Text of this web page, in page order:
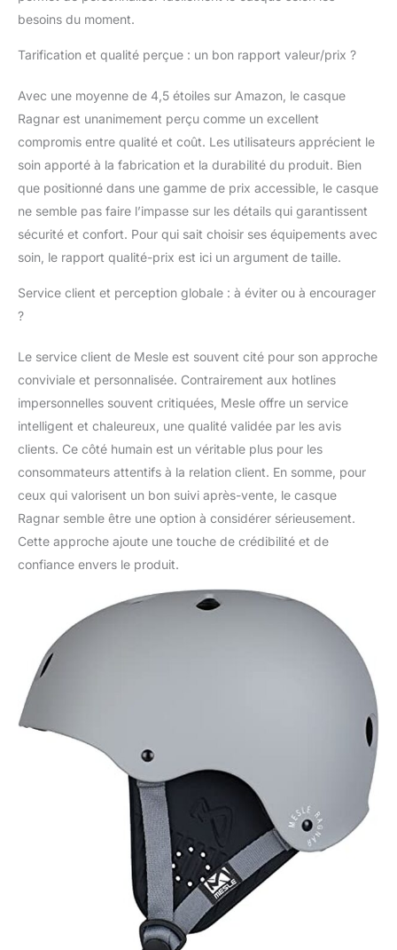
besoins du moment.
Tarification et qualité perçue : un bon rapport valeur/prix ?
Avec une moyenne de 4,5 étoiles sur Amazon, le casque
Ragnar est unanimement perçu comme un excellent
compromis entre qualité et coût. Les utilisateurs apprécient le
soin apporté à la fabrication et la durabilité du produit. Bien
que positionné dans une gamme de prix accessible, le casque
ne semble pas faire l’impasse sur les détails qui garantissent
sécurité et confort. Pour qui sait choisir ses équipements avec
soin, le rapport qualité-prix est ici un argument de taille.
Service client et perception globale : à éviter ou à encourager
?
Le service client de Mesle est souvent cité pour son approche
conviviale et personnalisée. Contrairement aux hotlines
impersonnelles souvent critiquées, Mesle offre un service
intelligent et chaleureux, une qualité validée par les avis
clients. Ce côté humain est un véritable plus pour les
consommateurs attentifs à la relation client. En somme, pour
ceux qui valorisent un bon suivi après-vente, le casque
Ragnar semble être une option à considérer sérieusement.
Cette approche ajoute une touche de crédibilité et de
confiance envers le produit.